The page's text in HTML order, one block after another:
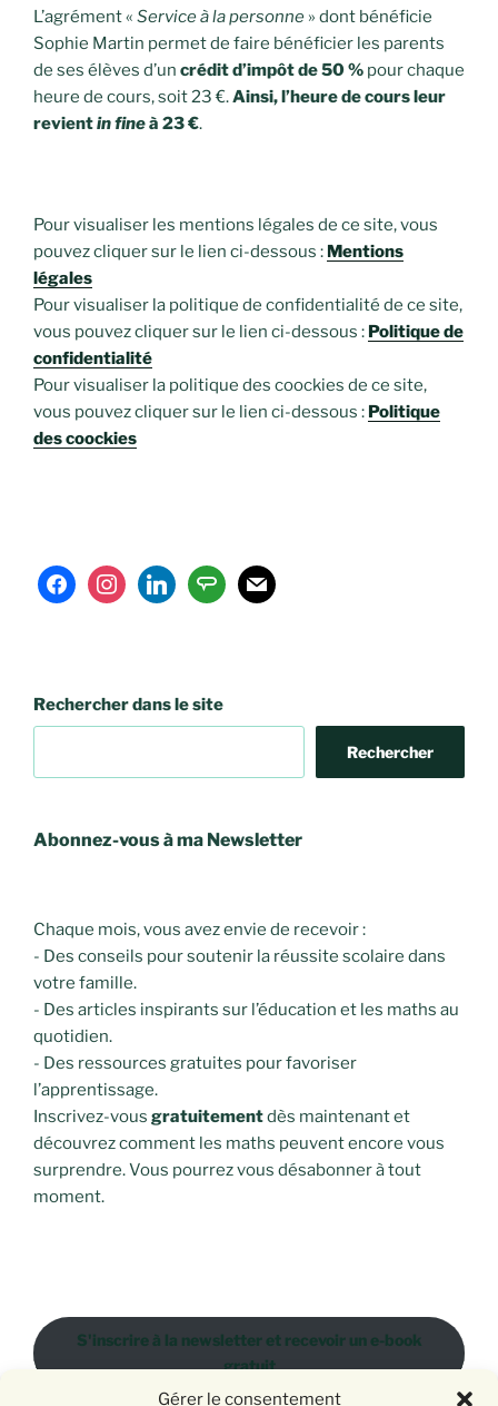
Gérer le consentement
L’agrément « Service à la personne » dont bénéficie
Sophie Martin permet de faire bénéficier les parents
de ses élèves d’un crédit d’impôt de 50 % pour chaque
heure de cours, soit 23 €.Ainsi, l’heure de cours leur
revientin fineà 23 €.
Pour visualiser les mentions légales de ce site, vous
pouvez cliquer sur le lien ci-dessous : Mentions
légales
Pour visualiser la politique de confidentialité de ce site,
vous pouvez cliquer sur le lien ci-dessous : Politique de
confidentialité
Pour visualiser la politique des coockies de ce site,
vous pouvez cliquer sur le lien ci-dessous : Politique
des coockies
facebookinstagramlinkedinangieslist
mail
Rechercher dans le site
Rechercher
Abonnez-vous à ma Newsletter
Chaque mois, vous avez envie de recevoir :
- Des conseils pour soutenir la réussite scolaire dans
votre famille.
- Des articles inspirants sur l’éducation et les maths au
quotidien.
- Des ressources gratuites pour favoriser
l’apprentissage.
Inscrivez-vous gratuitementdès maintenant et
découvrez comment les maths peuvent encore vous
surprendre. Vous pourrez vous désabonner à tout
moment.
S'inscrire à la newsletter et recevoir un e-book
gratuit